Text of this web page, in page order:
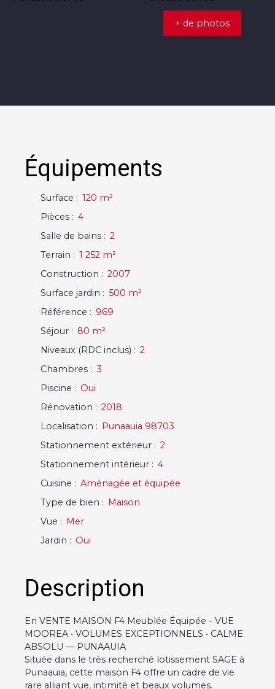
+ de photos
Équipements
Surface : 120 m²
Pièces : 4
Salle de bains : 2
Terrain : 1 252 m²
Construction : 2007
Surface jardin : 500 m²
Référence : 969
Séjour : 80 m²
Niveaux (RDC inclus) : 2
Chambres : 3
Piscine : Oui
Rénovation : 2018
Localisation : Punaauia 98703
Stationnement extérieur : 2
Stationnement intérieur : 4
Cuisine : Aménagée et équipée
Type de bien : Maison
Vue : Mer
Jardin : Oui
Description
En VENTE MAISON F4 Meublée Équipée - VUE
MOOREA • VOLUMES EXCEPTIONNELS • CALME
ABSOLU — PUNAAUIA
Située dans le très recherché lotissement SAGE à
Punaauia, cette maison F4 offre un cadre de vie
rare alliant vue, intimité et beaux volumes.